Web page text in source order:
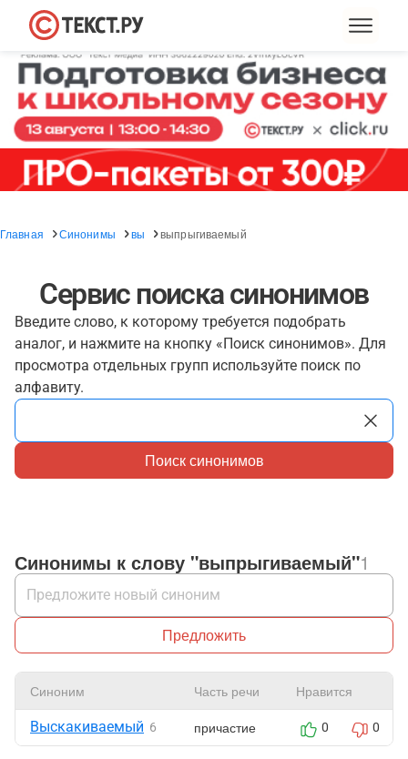
Главная Синонимы вы выпрыгиваемый
Сервис поиска синонимов
Введите слово, к которому требуется подобрать
аналог, и нажмите на кнопку «Поиск синонимов». Для
просмотра отдельных групп используйте поиск по
алфавиту.
Поиск синонимов
Синонимы к слову "выпрыгиваемый"1
Предложить
Синоним Часть речи Нравится
Выскакиваемый 6 причастие 0 0